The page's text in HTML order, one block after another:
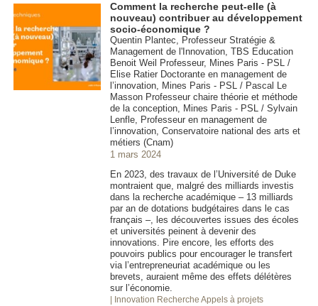
Comment la recherche peut-elle (à
nouveau) contribuer au développement
socio-économique ?
Quentin Plantec, Professeur Stratégie &
Management de l'Innovation, TBS Education
Benoit Weil Professeur, Mines Paris - PSL /
Elise Ratier Doctorante en management de
l’innovation, Mines Paris - PSL / Pascal Le
Masson Professeur chaire théorie et méthode
de la conception, Mines Paris - PSL / Sylvain
Lenfle, Professeur en management de
l’innovation, Conservatoire national des arts et
métiers (Cnam)
1 mars 2024
En 2023, des travaux de l’Université de Duke
montraient que, malgré des milliards investis
dans la recherche académique – 13 milliards
par an de dotations budgétaires dans le cas
français –, les découvertes issues des écoles
et universités peinent à devenir des
innovations. Pire encore, les efforts des
pouvoirs publics pour encourager le transfert
via l’entrepreneuriat académique ou les
brevets, auraient même des effets délétères
sur l’économie.
| Innovation Recherche Appels à projets